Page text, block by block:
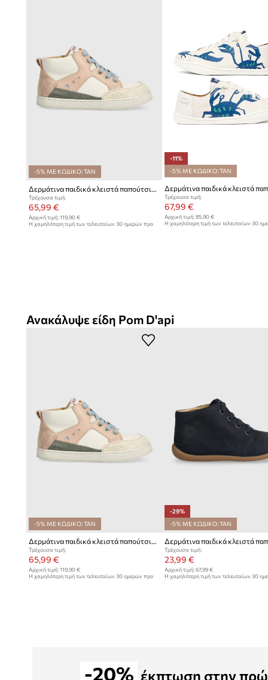
-5% ΜΕ ΚΩΔΙΚΟ: TAN
Δερμάτινα παιδικά κλειστά παπούτσια Pom D'api MOUSSE BUMP
Τρέχουσα τιμή:
65,99 €
Αρχική τιμή: 119,90 €
Η χαμηλότερη τιμή των τελευταίων 30 ημερών προ
-11%
-5% ΜΕ ΚΩΔΙΚΟ: TAN
Τρέχουσα τιμή:
67,99 €
Αρχική τιμή:85,90 €
Η χαμηλότερη τιμή των τελευταίων 30
Ανακάλυψε είδη Pom D'api
-5% ΜΕ ΚΩΔΙΚΟ: TAN
Δερμάτινα παιδικά κλειστά παπούτσια Pom D'api MOUSSE BUMP
Τρέχουσα τιμή:
65,99 €
Αρχική τιμή: 119,90 €
Η χαμηλότερη τιμή των τελευταίων 30 ημερών προ
-29%
-5% ΜΕ ΚΩΔΙΚΟ: TAN
Τρέχουσα τιμή:
23,99 €
Αρχική τιμή:67,99 €
Η χαμηλότερη τιμή των τελευταίων 30
-20% έκπτωση στην